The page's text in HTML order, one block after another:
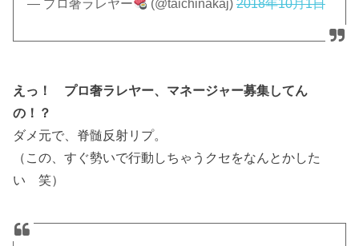
— プロ奢ラレヤー (@taichinakaj) 2018年10月1日
えっ！ プロ奢ラレヤー、マネージャー募集してん
の！？
ダメ元で、脊髄反射リプ。
（この、すぐ勢いで行動しちゃうクセをなんとかした
い 笑）